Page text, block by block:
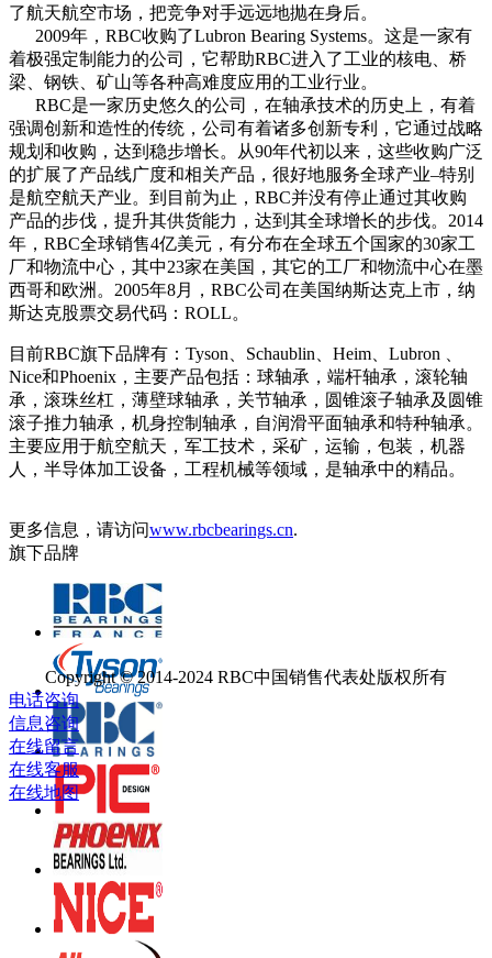
了航天航空市场，把竞争对手远远地抛在身后。
2009年，RBC收购了Lubron Bearing Systems。这是一家有
着极强定制能力的公司，它帮助RBC进入了工业的核电、桥
梁、钢铁、矿山等各种高难度应用的工业行业。
RBC是一家历史悠久的公司，在轴承技术的历史上，有着
强调创新和造性的传统，公司有着诸多创新专利，它通过战略
规划和收购，达到稳步增长。从90年代初以来，这些收购广泛
的扩展了产品线广度和相关产品，很好地服务全球产业–特别
是航空航天产业。到目前为止，RBC并没有停止通过其收购
产品的步伐，提升其供货能力，达到其全球增长的步伐。2014
年，RBC全球销售4亿美元，有分布在全球五个国家的30家工
厂和物流中心，其中23家在美国，其它的工厂和物流中心在墨
西哥和欧洲。2005年8月，RBC公司在美国纳斯达克上市，纳
斯达克股票交易代码：ROLL。
目前RBC旗下品牌有：Tyson、Schaublin、Heim、Lubron 、
Nice和Phoenix，主要产品包括：球轴承，端杆轴承，滚轮轴
承，滚珠丝杠，薄壁球轴承，关节轴承，圆锥滚子轴承及圆锥
滚子推力轴承，机身控制轴承，自润滑平面轴承和特种轴承。
主要应用于航空航天，军工技术，采矿，运输，包装，机器
人，半导体加工设备，工程机械等领域，是轴承中的精品。
更多信息，请访问www.rbcbearings.cn.
旗下品牌
Copyright © 2014-2024 RBC中国销售代表处版权所有
电话咨询
信息咨询
在线留言
在线客服
在线地图